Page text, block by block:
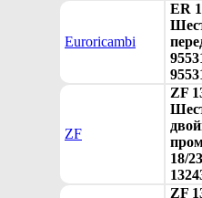
Euroricambi
ER
ZF
ZF
18/
ZF